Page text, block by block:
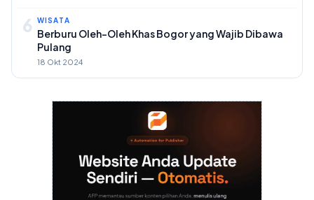
6 WISATA
Berburu Oleh-Oleh Khas Bogor yang Wajib Dibawa
Pulang
18 Okt 2024